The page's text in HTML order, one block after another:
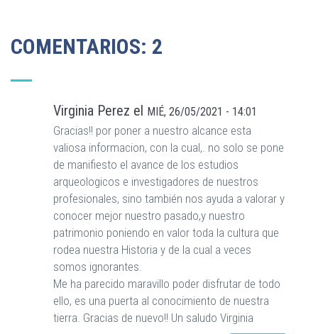
COMENTARIOS: 2
Virginia Perez el MIÉ, 26/05/2021 - 14:01
Gracias!! por poner a nuestro alcance esta
valiosa informacion, con la cual,. no solo se pone
de manifiesto el avance de los estudios
arqueologicos e investigadores de nuestros
profesionales, sino también nos ayuda a valorar y
conocer mejor nuestro pasado,y nuestro
patrimonio poniendo en valor toda la cultura que
rodea nuestra Historia y de la cual a veces
somos ignorantes.
Me ha parecido maravillo poder disfrutar de todo
ello, es una puerta al conocimiento de nuestra
tierra. Gracias de nuevo!! Un saludo Virginia